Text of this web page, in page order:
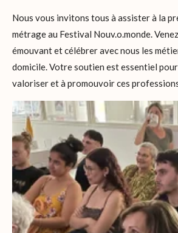
Nous vous invitons tous à assister à la
métrage au Festival Nouv.o.monde.
émouvant et célébrer avec nous les
domicile. Votre soutien est essentiel
valoriser et à promouvoir ces